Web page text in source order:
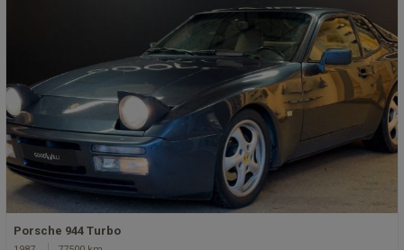
Porsche 944 Turbo